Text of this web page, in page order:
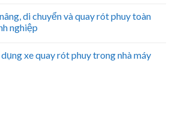
di chuyển và quay rót phuy toàn
nghiệp
xe quay rót phuy trong nhà máy